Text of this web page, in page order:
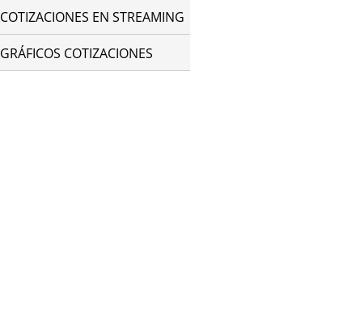
COTIZACIONES EN STREAMING
GRÁFICOS COTIZACIONES